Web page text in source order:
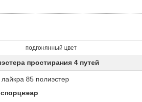
подгонянный цвет
простирания 4 путей
85 полиэстер